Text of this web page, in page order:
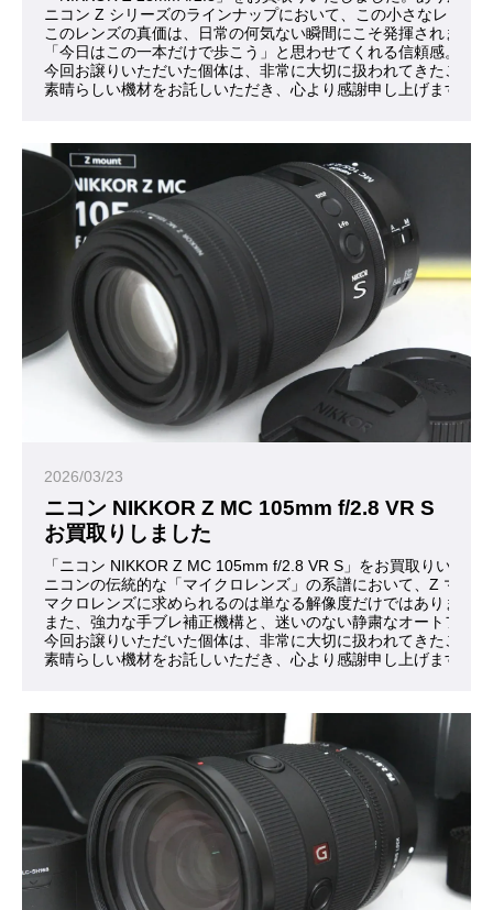
ニコン Z シリーズのラインナップにおいて、この小さなレンズ
このレンズの真価は、日常の何気ない瞬間にこそ発揮されます
「今日はこの一本だけで歩こう」と思わせてくれる信頼感。
今回お譲りいただいた個体は、非常に大切に扱われてきたこと
素晴らしい機材をお託しいただき、心より感謝申し上げます。
2026/03/23
ニコン NIKKOR Z MC 105mm f/2.8 VR S
お買取りしました
「ニコン NIKKOR Z MC 105mm f/2.8 VR S」をお買取りいたし
ニコンの伝統的な「マイクロレンズ」の系譜において、Z マウ
マクロレンズに求められるのは単なる解像度だけではありませ
また、強力な手ブレ補正機構と、迷いのない静粛なオートフォ
今回お譲りいただいた個体は、非常に大切に扱われてきたこと
素晴らしい機材をお託しいただき、心より感謝申し上げます。